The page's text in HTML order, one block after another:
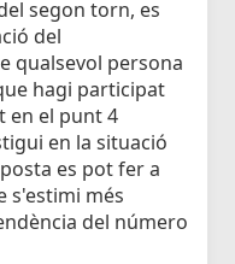
segon torn, es
del
qualsevol persona
hagi participat
en el punt 4
en la situació
es pot fer a
s'estimi més
del número